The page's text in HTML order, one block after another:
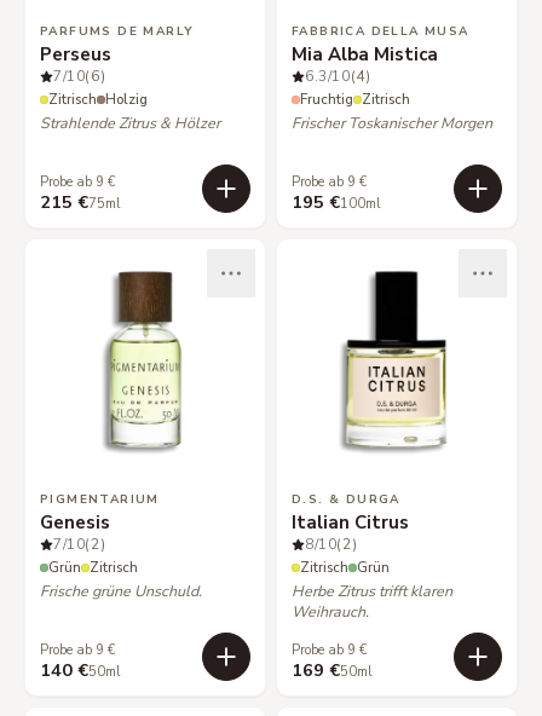
PARFUMS DE MARLY
Perseus
7/10(6)
Zitrisch Holzig
Strahlende Zitrus & Hölzer
Probe ab 9 €
215 €75ml
FABBRICA DELLA MUSA
Mia Alba Mistica
6.3/10(4)
Fruchtig Zitrisch
Frischer Toskanischer Morgen
Probe ab 9 €
195 €100ml
PIGMENTARIUM
Genesis
7/10(2)
Grün Zitrisch
Frische grüne Unschuld.
Probe ab 9 €
140 €50ml
D.S. & DURGA
Italian Citrus
8/10(2)
Zitrisch Grün
Herbe Zitrus trifft klaren
Weihrauch.
Probe ab 9 €
169 €50ml